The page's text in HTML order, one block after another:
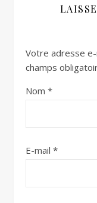
Votre adresse
champs
Nom *
E-mail *